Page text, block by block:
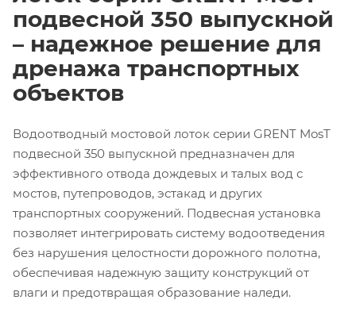
подвесной 350 выпускной
– надежное решение для
дренажа транспортных
объектов
Водоотводный мостовой лоток серии GRENT MosT
подвесной 350 выпускной предназначен для
эффективного отвода дождевых и талых вод с
мостов, путепроводов, эстакад и других
транспортных сооружений. Подвесная установка
позволяет интегрировать систему водоотведения
без нарушения целостности дорожного полотна,
обеспечивая надежную защиту конструкций от
влаги и предотвращая образование наледи.